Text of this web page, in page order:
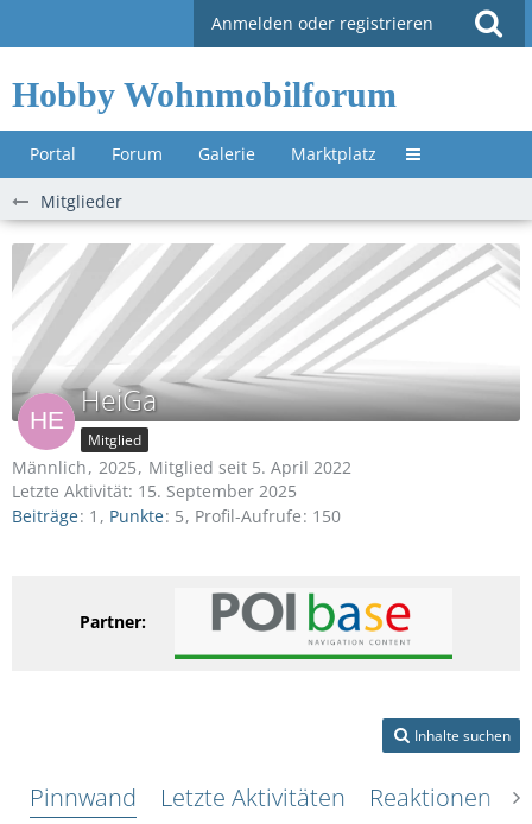
Anmelden oder registrieren
Hobby Wohnmobilforum
Portal Forum Galerie Marktplatz Untermenü »
Mitglieder
HeiGa
Mitglied
Männlich 2025
Mitglied seit 5. April 2022
Letzte Aktivität: 15. September 2025
Beiträge 1 Punkte 5 Profil-Aufrufe 150
Partner:
Inhalte suchen
Pinnwand Letzte Aktivitäten Reaktionen